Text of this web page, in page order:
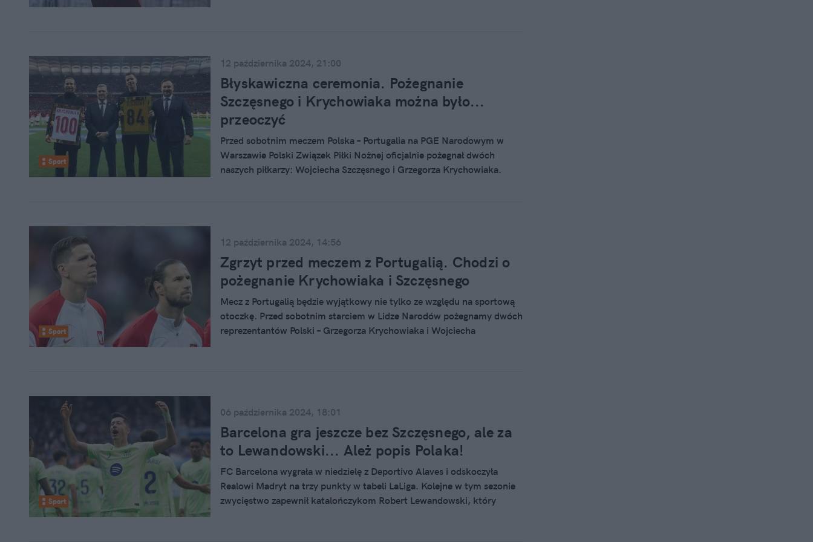
Sport
12 października 2024, 21:00
Błyskawiczna ceremonia. Pożegnanie
Szczęsnego i Krychowiaka można było...
przeoczyć
Przed sobotnim meczem Polska – Portugalia na PGE Narodowym w
Warszawie Polski Związek Piłki Nożnej oficjalnie pożegnał dwóch
naszych piłkarzy: Wojciecha Szczęsnego i Grzegorza Krychowiaka.
Sport
12 października 2024, 14:56
Zgrzyt przed meczem z Portugalią. Chodzi o
pożegnanie Krychowiaka i Szczęsnego
Mecz z Portugalią będzie wyjątkowy nie tylko ze względu na sportową
otoczkę. Przed sobotnim starciem w Lidze Narodów pożegnamy dwóch
reprezentantów Polski – Grzegorza Krychowiaka i Wojciecha
Sport
06 października 2024, 18:01
Barcelona gra jeszcze bez Szczęsnego, ale za
to Lewandowski... Ależ popis Polaka!
FC Barcelona wygrała w niedzielę z Deportivo Alaves i odskoczyła
Realowi Madryt na trzy punkty w tabeli LaLiga. Kolejne w tym sezonie
zwycięstwo zapewnił katalończykom Robert Lewandowski, który